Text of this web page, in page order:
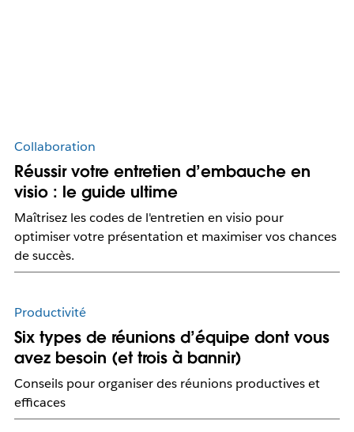
Collaboration
Réussir votre entretien d’embauche en
visio : le guide ultime
Maîtrisez les codes de l'entretien en visio pour
optimiser votre présentation et maximiser vos chances
de succès.
Productivité
Six types de réunions d’équipe dont vous
avez besoin (et trois à bannir)
Conseils pour organiser des réunions productives et
efficaces